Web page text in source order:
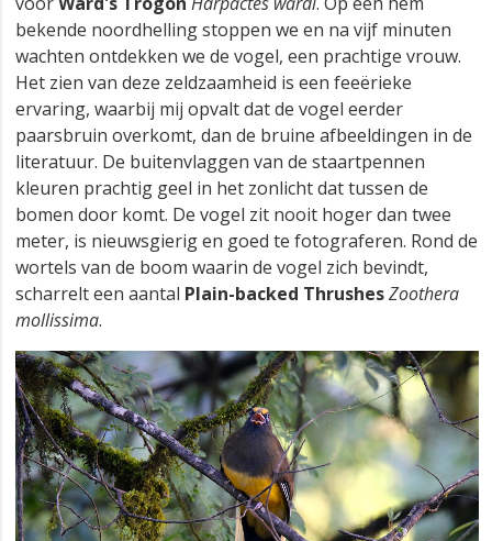
bekende noordhelling stoppen we en na vijf minuten
wachten ontdekken we de vogel, een prachtige vrouw.
Het zien van deze zeldzaamheid is een feeërieke
ervaring, waarbij mij opvalt dat de vogel eerder
paarsbruin overkomt, dan de bruine afbeeldingen in de
literatuur. De buitenvlaggen van de staartpennen
kleuren prachtig geel in het zonlicht dat tussen de
bomen door komt. De vogel zit nooit hoger dan twee
meter, is nieuwsgierig en goed te fotograferen. Rond de
wortels van de boom waarin de vogel zich bevindt,
scharrelt een aantal Plain-backed ThrushesZoothera
mollissima.